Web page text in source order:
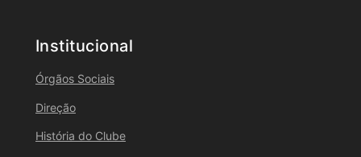
Institucional
Órgãos Sociais
Direção
História do Clube